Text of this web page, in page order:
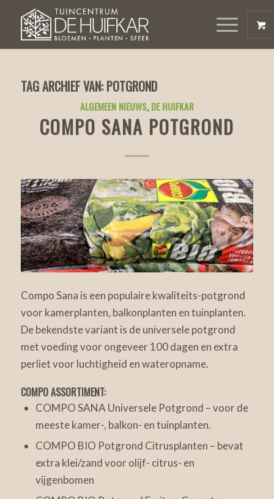
TAG ARCHIEF VAN: POTGROND
ALGEMEEN NIEUWS,DE HUIFKAR
COMPO SANA POTGROND
Compo Sana is een populaire kwaliteits-potgrond
voor kamerplanten, balkonplanten en tuinplanten.
De bekendste variant is de universele potgrond
met voeding voor ongeveer 100 dagen en extra
perliet voor luchtigheid en wateropname.
COMPO ASSORTIMENT:
COMPO SANA Universele Potgrond – voor de
meeste kamer-, balkon- en tuinplanten.
COMPO BIO Potgrond Citrusplanten – bevat
extra klei/zand voor olijf- citrus- en
vijgenbomen